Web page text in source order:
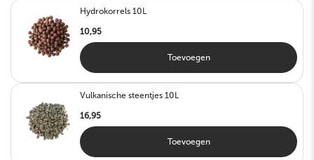
Hydrokorrels 10L
10,95
Toevoegen
Vulkanische steentjes 10L
16,95
Toevoegen